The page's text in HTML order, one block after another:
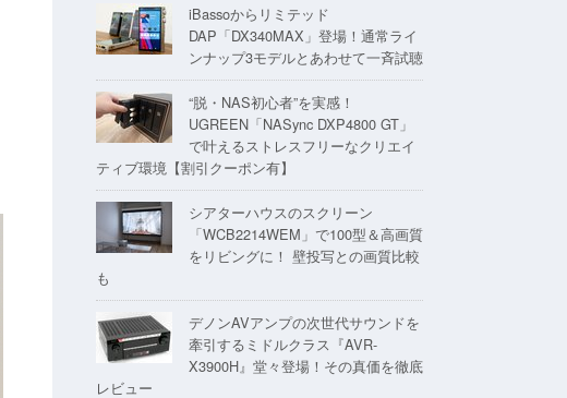
iBassoからリミテッド
DAP「DX340MAX」登場！通常ライ
ンナップ3モデルとあわせて一斉試聴
“脱・NAS初心者”を実感！
UGREEN「NASync DXP4800 GT」
で叶えるストレスフリーなクリエイ
ティブ環境【割引クーポン有】
シアターハウスのスクリーン
「WCB2214WEM」で100型＆高画質
をリビングに！ 壁投写との画質比較
も
デノンAVアンプの次世代サウンドを
牽引するミドルクラス『AVR-
X3900H』堂々登場！その真価を徹底
レビュー